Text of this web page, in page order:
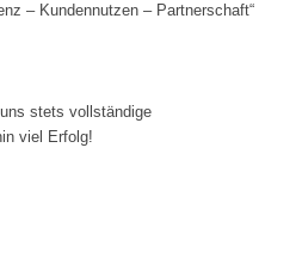
– Kundennutzen – Partnerschaft“
stets vollständige
viel Erfolg!